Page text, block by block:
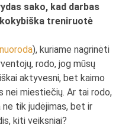
sako, kad darbas
treniruotė
nuoroda), kuriame nagrinėti
rodo, jog mūsų
aktyvesni, bet kaimo
nei miestiečių. Ar tai rodo,
ne tik judėjimas, bet ir
kiti veiksniai?